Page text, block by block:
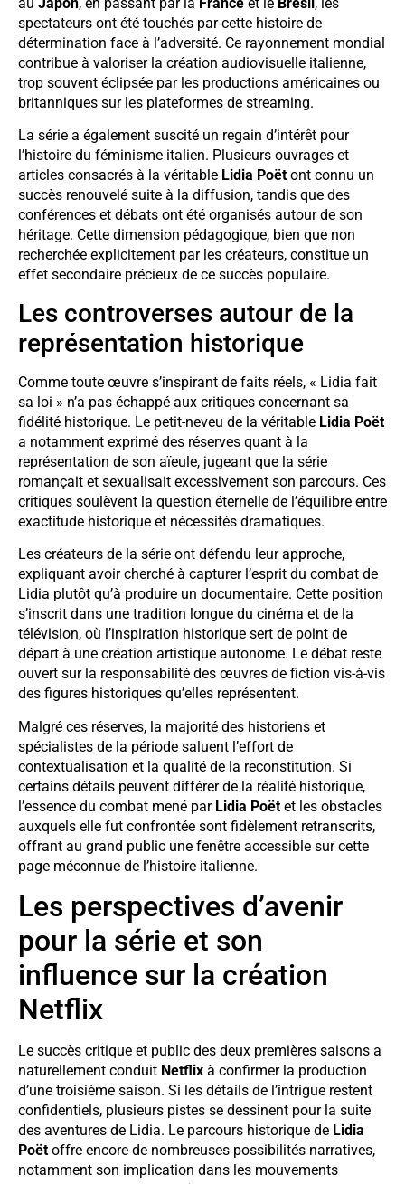
spectateurs ont été touchés par cette histoire de
détermination face à l’adversité. Ce rayonnement mondial
contribue à valoriser la création audiovisuelle italienne,
trop souvent éclipsée par les productions américaines ou
britanniques sur les plateformes de streaming.
La série a également suscité un regain d’intérêt pour
l’histoire du féminisme italien. Plusieurs ouvrages et
articles consacrés à la véritable Lidia Poët ont connu un
succès renouvelé suite à la diffusion, tandis que des
conférences et débats ont été organisés autour de son
héritage. Cette dimension pédagogique, bien que non
recherchée explicitement par les créateurs, constitue un
effet secondaire précieux de ce succès populaire.
Les controverses autour de la
représentation historique
Comme toute œuvre s’inspirant de faits réels, « Lidia fait
sa loi » n’a pas échappé aux critiques concernant sa
fidélité historique. Le petit-neveu de la véritable Lidia Poët
a notamment exprimé des réserves quant à la
représentation de son aïeule, jugeant que la série
romançait et sexualisait excessivement son parcours. Ces
critiques soulèvent la question éternelle de l’équilibre entre
exactitude historique et nécessités dramatiques.
Les créateurs de la série ont défendu leur approche,
expliquant avoir cherché à capturer l’esprit du combat de
Lidia plutôt qu’à produire un documentaire. Cette position
s’inscrit dans une tradition longue du cinéma et de la
télévision, où l’inspiration historique sert de point de
départ à une création artistique autonome. Le débat reste
ouvert sur la responsabilité des œuvres de fiction vis-à-vis
des figures historiques qu’elles représentent.
Malgré ces réserves, la majorité des historiens et
spécialistes de la période saluent l’effort de
contextualisation et la qualité de la reconstitution. Si
certains détails peuvent différer de la réalité historique,
l’essence du combat mené par Lidia Poët et les obstacles
auxquels elle fut confrontée sont fidèlement retranscrits,
offrant au grand public une fenêtre accessible sur cette
page méconnue de l’histoire italienne.
Les perspectives d’avenir
pour la série et son
influence sur la création
Netflix
Le succès critique et public des deux premières saisons a
naturellement conduit Netflix à confirmer la production
d’une troisième saison. Si les détails de l’intrigue restent
confidentiels, plusieurs pistes se dessinent pour la suite
des aventures de Lidia. Le parcours historique de Lidia
Poët offre encore de nombreuses possibilités narratives,
notamment son implication dans les mouvements